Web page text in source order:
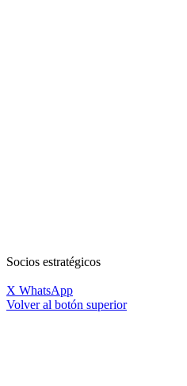
Socios estratégicos
X WhatsApp
Volver al botón superior